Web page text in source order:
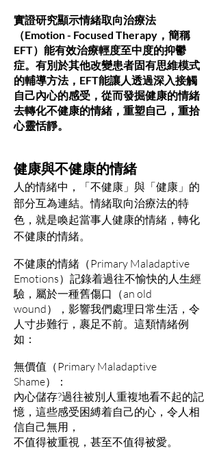
實證研究顯示情緒取向治療法
（Emotion - Focused Therapy，簡稱
EFT）能有效治療輕度至中度的抑鬱
症。有別於其他改變患者固有思維模式
的輔導方法，EFT能讓人透過深入接觸
自己內心的感受，從而發掘健康的情緒
去轉化不健康的情緒，重塑自己，重拾
心靈恬靜。
健康與不健康的情緒
人的情緒中，「不健康」與「健康」的
部分互為連結。情緒取向治療法的特
色，就是喚起當事人健康的情緒，轉化
不健康的情緒。
不健康的情緒（Primary Maladaptive
Emotions）記錄着過往不愉快的人生經
驗，屬於一種舊傷口（an old
wound），影響我們處理日常生活，令
人寸步難行，裹足不前。這類情緒例
如：
無價值（Primary Maladaptive
Shame）：
內心儲存?過往被別人重複地看不起的記
憶，這些感受困縛着自己的心，令人相
信自己無用，
不值得被重視，甚至不值得被愛。